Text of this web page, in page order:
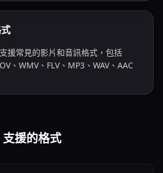
援常見的影片和音訊格式，包括
、WMV、FLV、MP3、WAV、AAC
支援的格式